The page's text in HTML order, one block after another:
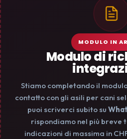
MODULO IN
Modulo di
Stiamo completando il
contatto con gli asili per cani
puoi scriverci subito su
rispondiamo nel più breve
indicazioni di massima in